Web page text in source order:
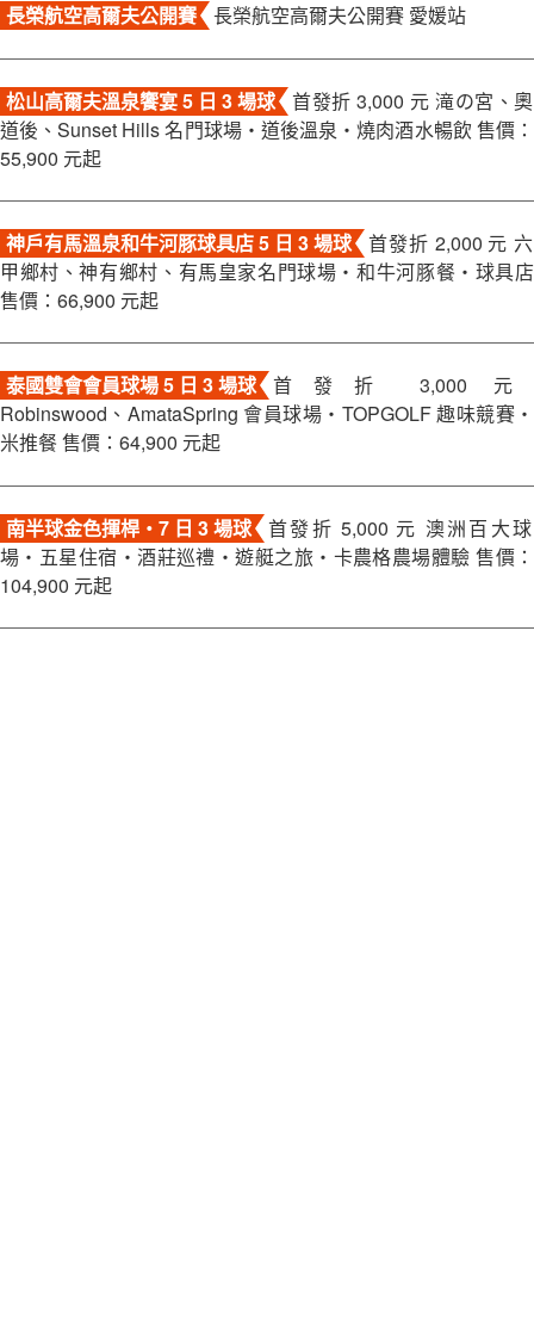
長榮航空高爾夫公開賽 長榮航空高爾夫公開賽 愛媛站
松山高爾夫溫泉饗宴 5 日 3 場球
首發折 3,000 元 滝の宮、奧
道後、Sunset Hills 名門球場・道後溫泉・燒肉酒水暢飲 售價：
55,900 元起
神戶有馬溫泉和牛河豚球具店 5 日 3 場球
首發折 2,000 元 六
甲鄉村、神有鄉村、有馬皇家名門球場・和牛河豚餐・球具店
售價：66,900 元起
泰國雙會會員球場 5 日 3 場球
首發折 3,000 元
Robinswood、AmataSpring 會員球場・TOPGOLF 趣味競賽・
米推餐 售價：64,900 元起
南半球金色揮桿・7 日 3 場球
首發折 5,000 元 澳洲百大球
場・五星住宿・酒莊巡禮・遊艇之旅・卡農格農場體驗 售價：
104,900 元起